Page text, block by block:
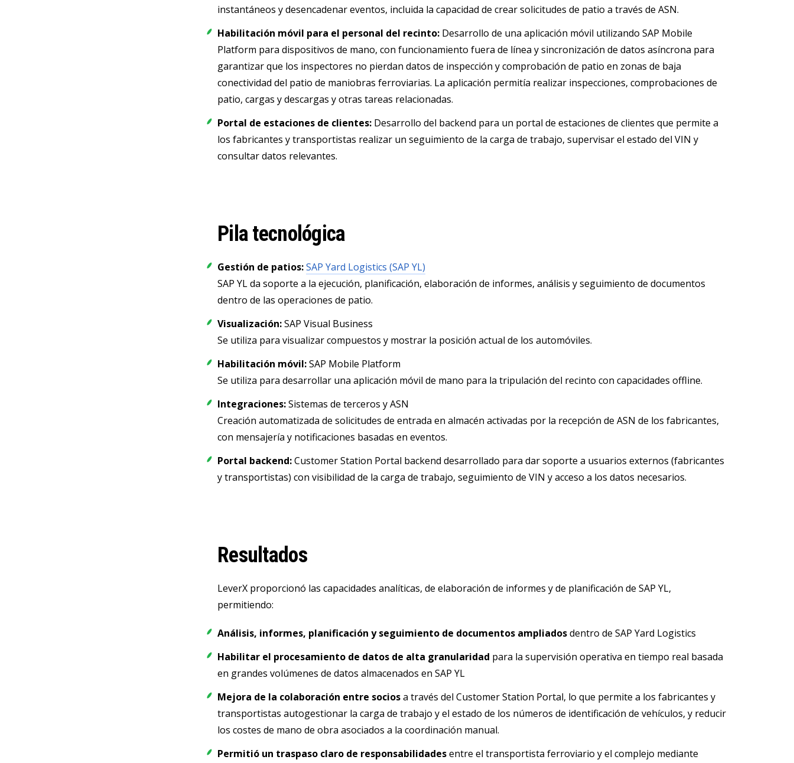
instantáneos y desencadenar eventos, incluida la capacidad de crear solicitudes de patio a través de ASN.
Habilitación móvil para el personal del recinto: Desarrollo de una aplicación móvil utilizando SAP Mobile
Platform para dispositivos de mano, con funcionamiento fuera de línea y sincronización de datos asíncrona para
garantizar que los inspectores no pierdan datos de inspección y comprobación de patio en zonas de baja
conectividad del patio de maniobras ferroviarias. La aplicación permitía realizar inspecciones, comprobaciones de
patio, cargas y descargas y otras tareas relacionadas.
Portal de estaciones de clientes: Desarrollo del backend para un portal de estaciones de clientes que permite a
los fabricantes y transportistas realizar un seguimiento de la carga de trabajo, supervisar el estado del VIN y
consultar datos relevantes.
Pila tecnológica
Gestión de patios:SAP Yard Logistics (SAP YL)
SAP YL da soporte a la ejecución, planificación, elaboración de informes, análisis y seguimiento de documentos
dentro de las operaciones de patio.
Visualización:SAP Visual Business
Se utiliza para visualizar compuestos y mostrar la posición actual de los automóviles.
Habilitación móvil:SAP Mobile Platform
Se utiliza para desarrollar una aplicación móvil de mano para la tripulación del recinto con capacidades offline.
Integraciones:Sistemas de terceros y ASN
Creación automatizada de solicitudes de entrada en almacén activadas por la recepción de ASN de los fabricantes,
con mensajería y notificaciones basadas en eventos.
Portal backend:Customer Station Portal backend desarrollado para dar soporte a usuarios externos (fabricantes
y transportistas) con visibilidad de la carga de trabajo, seguimiento de VIN y acceso a los datos necesarios.
Resultados
LeverX proporcionó las capacidades analíticas, de elaboración de informes y de planificación de SAP YL,
permitiendo:
Análisis, informes, planificación y seguimiento de documentos ampliadosdentro de SAP Yard Logistics
Habilitar el procesamiento de datos de alta granularidad para la supervisión operativa en tiempo real basada
en grandes volúmenes de datos almacenados en SAP YL
Mejora de la colaboración entre sociosa través del Customer Station Portal, lo que permite a los fabricantes y
transportistas autogestionar la carga de trabajo y el estado de los números de identificación de vehículos, y reducir
los costes de mano de obra asociados a la coordinación manual.
Permitió un traspaso claro de responsabilidadesentre el transportista ferroviario y el complejo mediante